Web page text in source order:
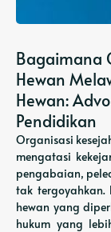
Bagaimana
Hewan
Hewan:
Pendidikan
Organisasi
mengatasi
pengabaian,
tak tergoyahkan.
hewan yang
hukum yang